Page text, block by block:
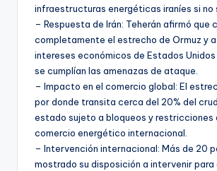
infraestructuras energéticas iraníes si no
– Respuesta de Irán: Teherán afirmó que
completamente el estrecho de Ormuz y
intereses económicos de Estados Unidos
se cumplían las amenazas de ataque.
– Impacto en el comercio global: El
por donde transita cerca del 20% del
estado sujeto a bloqueos y restricciones
comercio energético internacional.
– Intervención internacional: Más de 20
mostrado su disposición a intervenir para